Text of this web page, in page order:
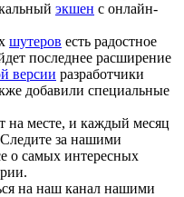
экшен с онлайн-
шутеров есть радостное
последнее расширение
версии разработчики
добавили специальные
на месте, и каждый месяц
за нашими
о самых интересных
на наш канал нашими